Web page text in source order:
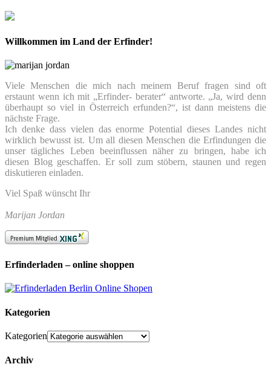
Willkommen im Land der Erfinder!
Viele Menschen die mich nach meinem Beruf fragen sind oft
erstaunt wenn ich mit „Erfinder- berater“ antworte. „Ja, wird denn
überhaupt so viel in Österreich erfunden?“, ist dann meistens die
nächste Frage.
Ich denke dass vielen das enorme Potential dieses Landes nicht
wirklich bewusst ist. Um all diesen Menschen die Erfindungen die
unser tägliches Leben beeinflussen näher zu bringen, habe ich
diesen Blog geschaffen. Er soll zum stöbern, staunen und regen
diskutieren einladen.
Viel Spaß wünscht Ihr
Marijan Jordan
Erfinderladen – online shoppen
Kategorien
Kategorien
Archiv